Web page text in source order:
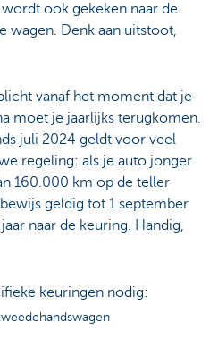
ook gekeken naar de
wagen. Denk aan uitstoot,
vanaf het moment dat je
moet je jaarlijks terugkomen.
juli 2024 geldt voor veel
regeling: als je auto jonger
160.000 km op de teller
geldig tot 1 september
naar de keuring. Handig,
keuringen nodig: